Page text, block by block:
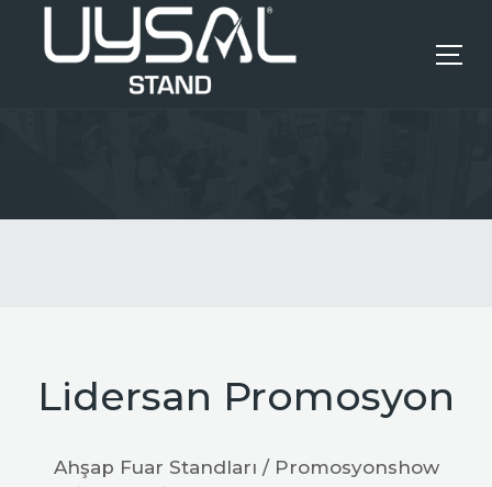
Lidersan Promosyon
Ahşap Fuar Standları / Promosyonshow